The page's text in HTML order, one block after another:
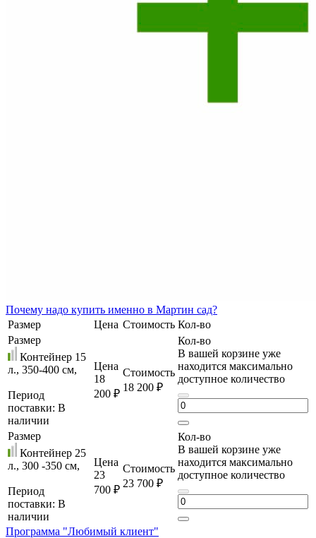
Почему надо купить именно в Мартин сад?
Размер
Цена Стоимость Кол-во
Размер
Контейнер 15
л., 350-400 см,
Период
поставки: В
наличии
Цена
18
200 ₽
Стоимость
18 200 ₽
Кол-во
В вашей корзине уже
находится максимально
доступное количество
Размер
Контейнер 25
л., 300 -350 cм,
Период
поставки: В
наличии
Цена
23
700 ₽
Стоимость
23 700 ₽
Кол-во
В вашей корзине уже
находится максимально
доступное количество
Программа "Любимый клиент"